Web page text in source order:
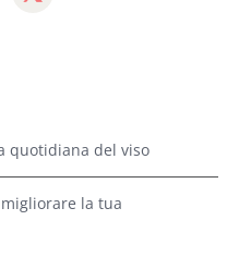
quotidiana del viso
la tua